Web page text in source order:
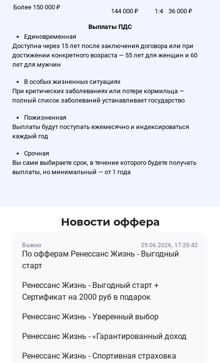
Более 150 000 ₽
144 000 ₽ 1:4 36 000 ₽
Выплаты ПДС
Единовременная
Доступна через 15 лет после заключения договора или при
достижении конкретного возраста — 55 лет для женщин и 60
лет для мужчин
В особых жизненных ситуациях
При критических заболеваниях или потере кормильца —
полный список заболеваний устанавливает государство
Пожизненная
Выплаты будут поступать ежемесячно и индексироваться
каждый год
Срочная
Вы сами выбираете срок, в течение которого будете получать
выплаты, но минимальный — от 1 года
Новости оффера
Важно 29.06.2026, 17:20:42
По офферам Ренессанс Жизнь - Выгодный
старт
Ренессанс Жизнь - Выгодный старт +
Сертификат на 2000 руб в подарок
Ренессанс Жизнь - Уверенный выбор
Ренессанс Жизнь - «Гарантированный доход
Ренессанс Жизнь - Спортивная страховка